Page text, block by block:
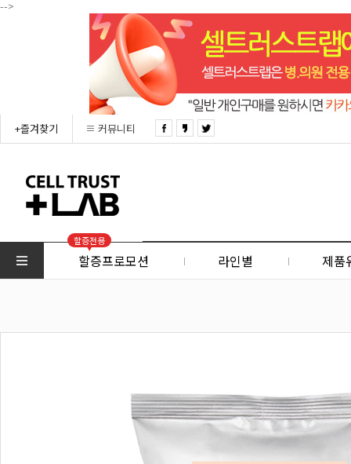
-->
+즐겨찾기 커뮤니티
할증전용
할증프로모션 라인별 제품